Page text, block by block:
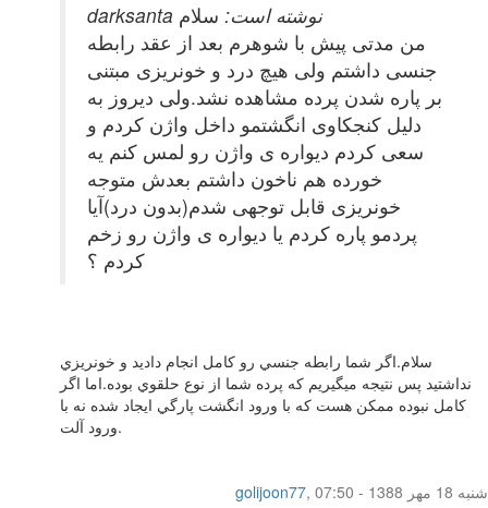
darksanta نوشته است: سلام
من مدتی پیش با شوهرم بعد از عقد رابطه
جنسی داشتم ولی هیچ درد و خونریزی مبتنی
بر پاره شدن پرده مشاهده نشد.ولی دیروز به
دلیل کنجکاوی انگشتمو داخل واژن کردم و
سعی کردم دیواره ی واژن رو لمس کنم یه
خورده هم ناخون داشتم بعدش متوجه
خونریزی قابل توجهی شدم(بدون درد)آیا
پردمو پاره کردم یا دیواره ی واژن رو زخم
کردم ؟
سلام.اگر شما رابطه جنسي رو كامل انجام داديد و خونريزي
نداشتيد پس نتيجه ميگيريم كه پرده شما از نوع حلقوي بوده.اما اگر
كامل نبوده ممكن هست كه با ورود انگشت پارگي ايجاد شده نه با
ورود آلت.
golijoon77,
شنبه 18 مهر 1388 - 07:50